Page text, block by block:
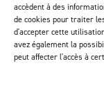
accèdent à des
de cookies pour traiter
d'accepter cette
avez également la
peut affecter l'accès à